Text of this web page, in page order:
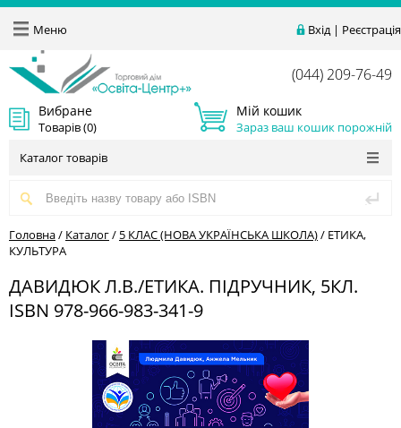
Вхід| Реєстрація
Меню
(044) 209-76-49
Вибране
Товарів (0)
Мій кошик
Зараз ваш кошик порожній
Каталог товарів
Головна/ Каталог/ 5 КЛАС (НОВА УКРАЇНСЬКА ШКОЛА)/ ЕТИКА,
КУЛЬТУРА
ДАВИДЮК Л.В./ЕТИКА. ПІДРУЧНИК, 5КЛ.
ISBN 978-966-983-341-9